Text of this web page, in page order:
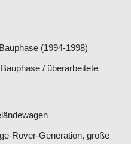
(1994-1998)
/ überarbeitete
Rover-Generation, große